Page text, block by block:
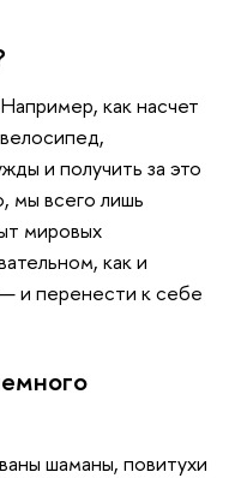
как насчет
и получить за это
мы всего лишь
мировых
как и
и перенести к себе
шаманы, повитухи